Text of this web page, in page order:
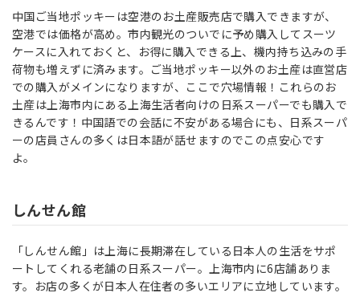
中国ご当地ポッキーは空港のお土産販売店で購入できますが、
空港では価格が高め。市内観光のついでに予め購入してスーツ
ケースに入れておくと、お得に購入できる上、機内持ち込みの手
荷物も増えずに済みます。ご当地ポッキー以外のお土産は直営店
での購入がメインになりますが、ここで穴場情報！これらのお
土産は上海市内にある上海生活者向けの日系スーパーでも購入で
きるんです！中国語での会話に不安がある場合にも、日系スーパ
ーの店員さんの多くは日本語が話せますのでこの点安心です
よ。
しんせん館
「しんせん館」は上海に長期滞在している日本人の生活をサポ
ートしてくれる老舗の日系スーパー。上海市内に6店舗ありま
す。お店の多くが日本人在住者の多いエリアに立地しています。